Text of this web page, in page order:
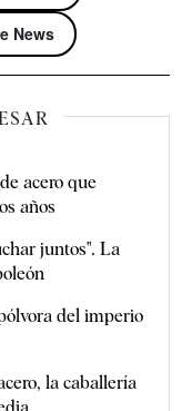
News
acero que
años
juntos". La
del imperio
la caballería